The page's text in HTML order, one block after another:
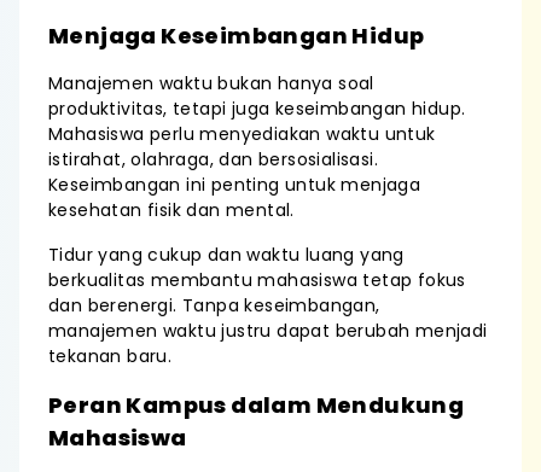
Menjaga Keseimbangan Hidup
Manajemen waktu bukan hanya soal
produktivitas, tetapi juga keseimbangan hidup.
Mahasiswa perlu menyediakan waktu untuk
istirahat, olahraga, dan bersosialisasi.
Keseimbangan ini penting untuk menjaga
kesehatan fisik dan mental.
Tidur yang cukup dan waktu luang yang
berkualitas membantu mahasiswa tetap fokus
dan berenergi. Tanpa keseimbangan,
manajemen waktu justru dapat berubah menjadi
tekanan baru.
Peran Kampus dalam Mendukung
Mahasiswa